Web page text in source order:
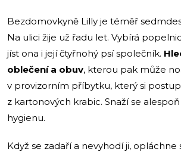
Bezdomovkyně Lilly je téměř
Na ulici žije už řadu let. Vybírá
jíst ona i její čtyřnohý psí společník.
oblečení a obuv, kterou pak může
v provizorním příbytku, který si
z kartonových krabic. Snaží se
hygienu.
Když se zadaří a nevyhodí ji,